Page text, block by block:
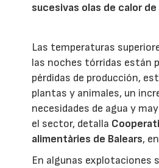
sucesivas olas de calor
Las temperaturas
las noches tórridas están
pérdidas de producción,
plantas y animales, un
necesidades de agua y
el sector, detalla
alimentàries de Balears,
En algunas explotaciones